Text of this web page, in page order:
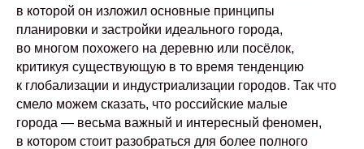
в которой он изложил основные принципы
планировки и застройки идеального города,
во многом похожего на деревню или посёлок,
критикуя существующую в то время тенденцию
к глобализации и индустриализации городов. Так что
смело можем сказать, что российские малые
города — весьма важный и интересный феномен,
в котором стоит разобраться для более полного